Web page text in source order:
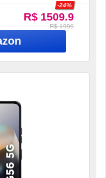
+ IP69 –
R$ 1509.9
-24%
R$ 1999